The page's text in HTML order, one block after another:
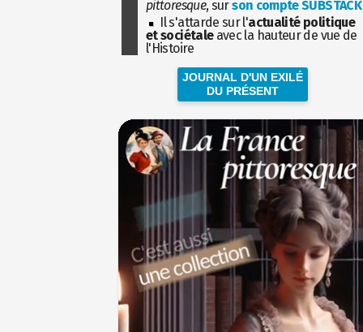
pittoresque, surson compte SUBSTACK
Il s'attarde sur l'actualité politique
et sociétaleavec la hauteur de vue de
l'Histoire
JOURNAL D'UN EXILÉ
DU PRÉSENT